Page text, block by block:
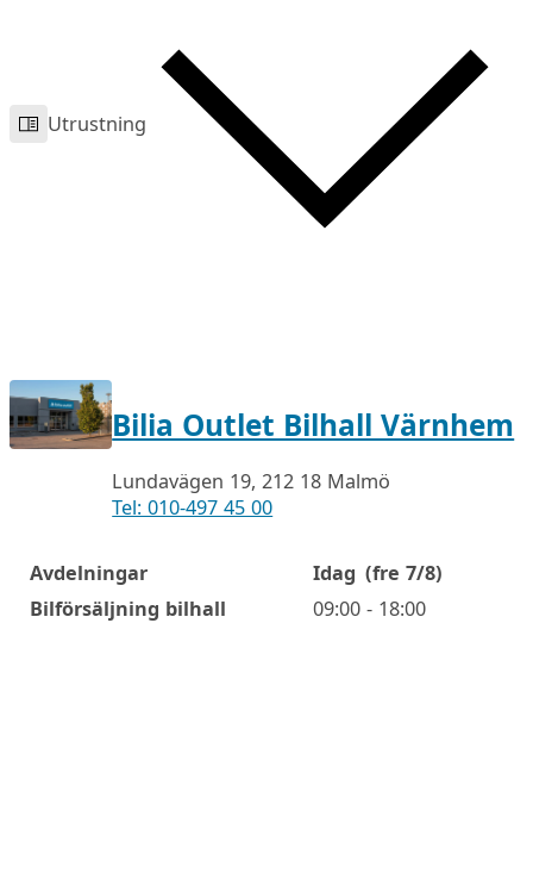
Utrustning
Bilia Outlet Bilhall Värnhem
Lundavägen 19, 212 18 Malmö
Tel: 010-497 45 00
Öppettider
Avdelningar Idag (fre 7/8)
Bilförsäljning bilhall
09:00 - 18:00